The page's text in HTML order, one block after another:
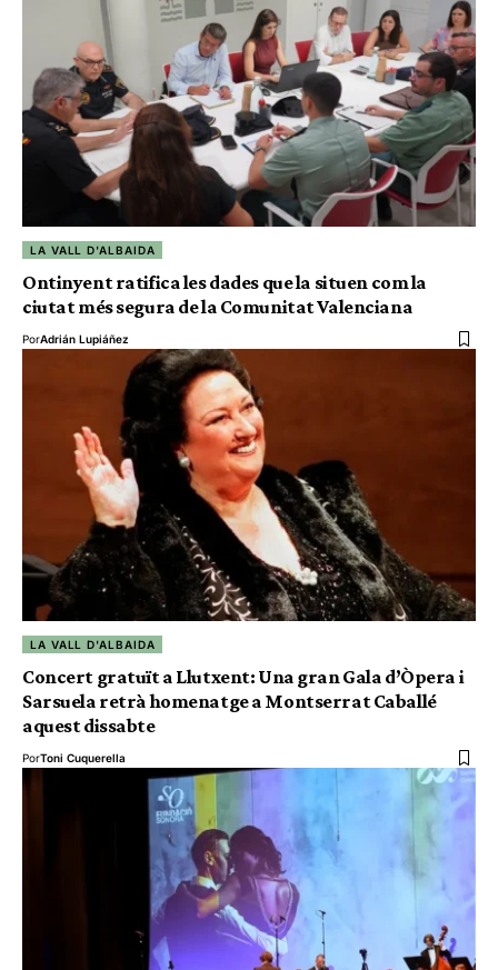
LA VALL D'ALBAIDA
Ontinyent ratifica les dades que la situen com la
ciutat més segura de la Comunitat Valenciana
PorAdrián Lupiáñez
LA VALL D'ALBAIDA
Concert gratuït a Llutxent: Una gran Gala d’Òpera i
Sarsuela retrà homenatge a Montserrat Caballé
aquest dissabte
PorToni Cuquerella